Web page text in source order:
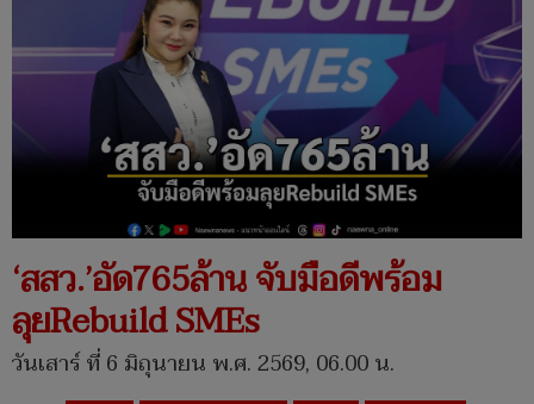
‘สสว.’อัด765ล้าน จับมือดีพร้อม
ลุยRebuild SMEs
วันเสาร์ ที่ 6 มิถุนายน พ.ศ. 2569, 06.00 น.